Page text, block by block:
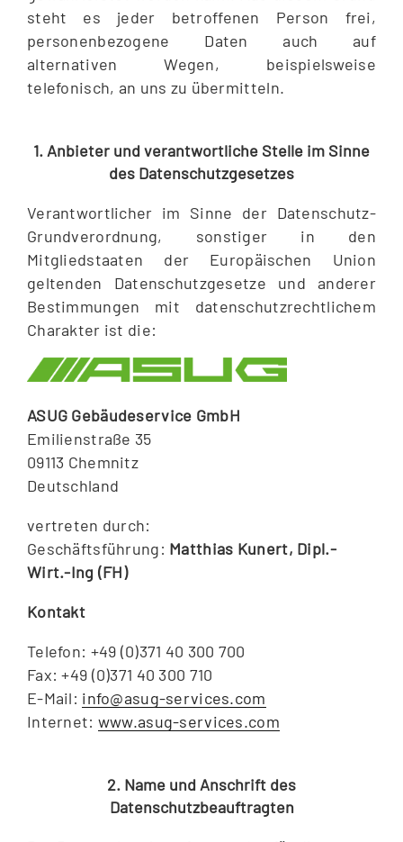
steht es jeder betroffenen Person frei,
personenbezogene Daten auch auf
alternativen Wegen, beispielsweise
telefonisch, an uns zu übermitteln.
1. Anbieter und verantwortliche Stelle im Sinne
des Datenschutzgesetzes
Verantwortlicher im Sinne der Datenschutz-
Grundverordnung, sonstiger in den
Mitgliedstaaten der Europäischen Union
geltenden Datenschutzgesetze und anderer
Bestimmungen mit datenschutzrechtlichem
Charakter ist die:
ASUG Gebäudeservice GmbH
Emilienstraße 35
09113 Chemnitz
Deutschland
vertreten durch:
Geschäftsführung: Matthias Kunert, Dipl.-
Wirt.-Ing (FH)
Kontakt
Telefon: +49 (0)371 40 300 700
Fax: +49 (0)371 40 300 710
E-Mail: info@asug-services.com
Internet: www.asug-services.com
2. Name und Anschrift des
Datenschutzbeauftragten